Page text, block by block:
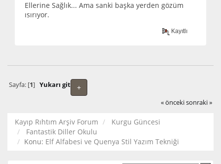
Ellerine Sağlık... Ama sanki başka yerden gözüm
ısırıyor.
Kayıtlı
+
Sayfa: [1] Yukarı git
« önceki sonraki »
Kayıp Rıhtım Arşiv Forum
Kurgu Güncesi
Fantastik Diller Okulu
Konu: Elf Alfabesi ve Quenya Stil Yazım Tekniği